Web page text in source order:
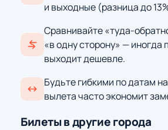
и выходные (разница до
Сравнивайте «туда-
«в одну сторону» — иногда
выходит дешевле.
Будьте гибкими по датам
вылета часто экономит
Билеты в другие города